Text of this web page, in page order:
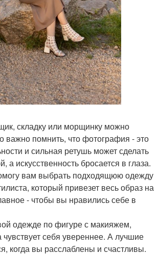
складку или морщинку можно
важно помнить, что фотография - это
и сильная ретушь может сделать
а искусственность бросается в глаза.
вам выбрать подходящюю одежду
который привезет весь образ на
- чтобы вы нравились себе в
одежде по фигуре с макияжем,
чувствует себя увереннее. А лучшие
когда вы расслаблены и счастливы.